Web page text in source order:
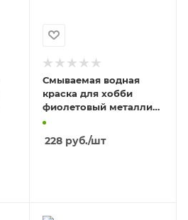
Смываемая водная
краска для хобби
фиолетовый металлик,
210 мл
228руб./шт